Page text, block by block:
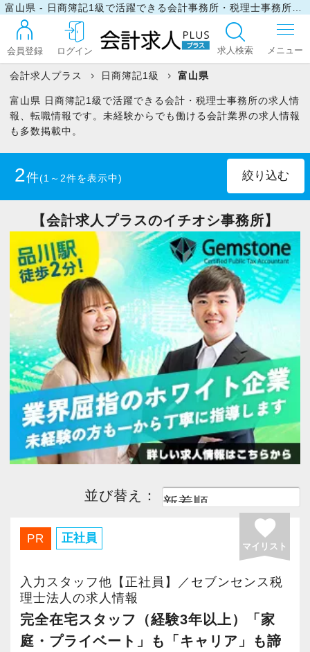
会員登録 ログイン 求人検索
ログイン
マイリスト
お問い合わせ
今すぐ会員登録
PC版サイトを見る
採用ご担当者様
会計求人プラス 日商簿記1級 富山県
富山県 日商簿記1級で活躍できる会計・税理士事務所の求人情
報、転職情報です。未経験からでも働ける会計業界の求人情報
も多数掲載中。
2件(1～2件を表示中)
正社員(1) パート・アルバイト(1)
【会計求人プラスのイチオシ事務所】
並び替え：
PR 正社員 favorite
マイリスト
入力スタッフ他【正社員】／セブンセンス税
理士法人の求人情報
完全在宅スタッフ（経験3年以上）「家
庭・プライベート」も「キャリア」も諦